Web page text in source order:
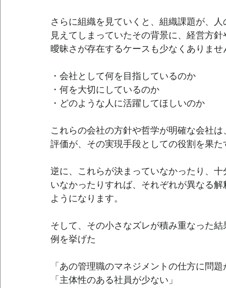
さらに組織を見ていくと、組織課題が、人
見えてしまっていたその背景に、経営方
曖昧さが存在するケースも少なくありませ
・会社として何を目指しているのか
・何を大切にしているのか
・どのような人に活躍してほしいのか
これらの会社の方針や哲学が明確な会社
評価が、その実現手段としての役割を果
逆に、これらが決まっていなかったり、
いなかったりすれば、それぞれが異なる
ようになります。
そして、その小さなズレが積み重なった
例を挙げた
「あの管理職のマネジメントの仕方に問
「主体性のある社員が少ない」